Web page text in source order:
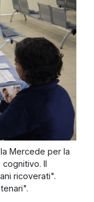
Mercede per la
Il
ricoverati".